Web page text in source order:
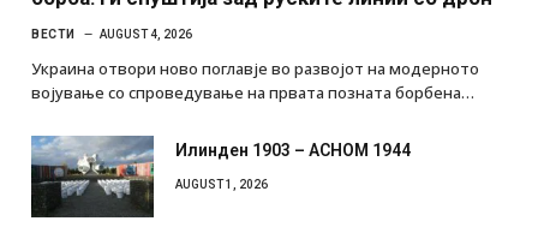
борба: ги спуштија зад руските линии со дрон
Украина отвори ново поглавје во развојот на модерното
војување со спроведување на првата позната борбена…
Илинден 1903 – АСНОМ 1944